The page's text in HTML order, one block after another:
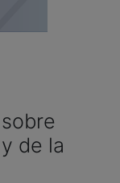
de la